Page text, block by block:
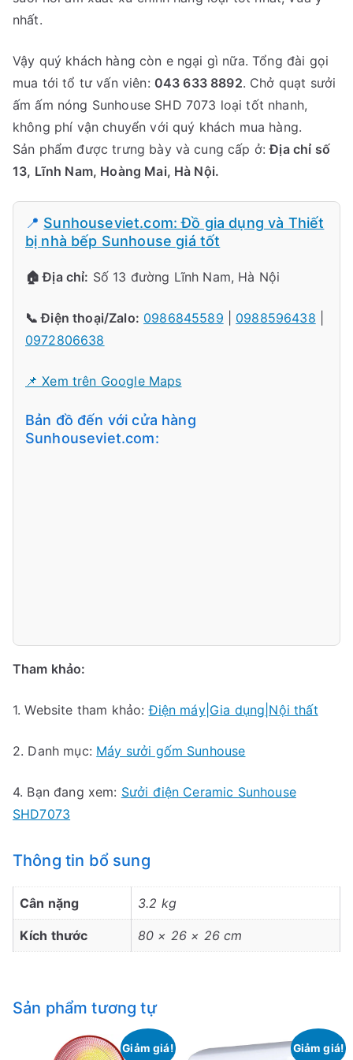
nhất.
Vậy quý khách hàng còn e ngại gì nữa. Tổng đài gọi
mua tới tổ tư vấn viên: 043 633 8892. Chở quạt sưởi
ấm ấm nóng Sunhouse SHD 7073 loại tốt nhanh,
không phí vận chuyển với quý khách mua hàng.
Sản phẩm được trưng bày và cung cấp ở:Địa chỉ số
13, Lĩnh Nam, Hoàng Mai, Hà Nội.
📍 Sunhouseviet.com: Đồ gia dụng và Thiết
bị nhà bếp Sunhouse giá tốt
🏠 Địa chỉ: Số 13 đường Lĩnh Nam, Hà Nội
📞 Điện thoại/Zalo: 0986845589 0988596438
0972806638
📌 Xem trên Google Maps
Bản đồ đến với cửa hàng
Sunhouseviet.com:
Tham khảo:
1. Website tham khảo:Điện máy|Gia dụng|Nội thất
2. Danh mục: Máy sưởi gốm Sunhouse
4. Bạn đang xem: Sưởi điện Ceramic Sunhouse
SHD7073
Thông tin bổ sung
Cân nặng 3.2 kg
Kích thước 80 × 26 × 26 cm
Sản phẩm tương tự
Giảm giá! Giảm giá!